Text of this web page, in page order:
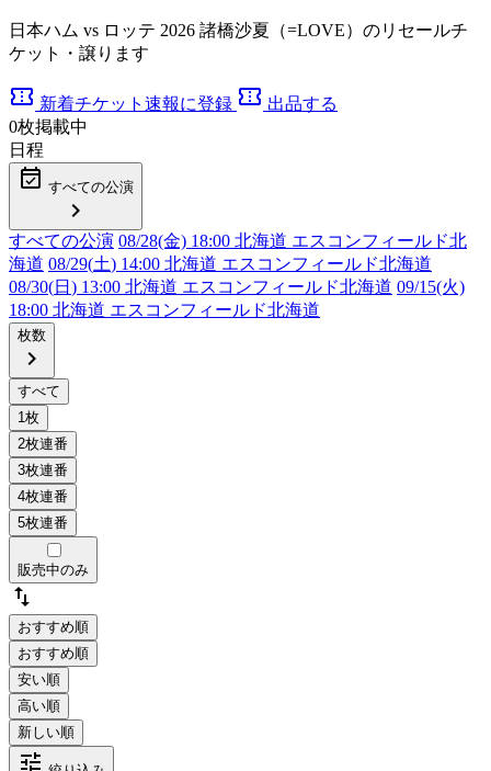
日本ハム vs ロッテ 2026 諸橋沙夏（=LOVE）のリセールチ
ケット・譲ります
confirmation_number 新着チケット速報に登録 confirmation_number 出品する
0枚掲載中
日程
event_available すべての公演
chevron_right
すべての公演 08/28(金) 18:00 北海道 エスコンフィールド北
海道 08/29(土) 14:00 北海道 エスコンフィールド北海道
08/30(日 ) 13:00 北海道 エスコンフィールド北海道 09/15(火)
18:00 北海道 エスコンフィールド北海道
枚数
chevron_right
販売中のみ
swap_vert
おすすめ順
tune